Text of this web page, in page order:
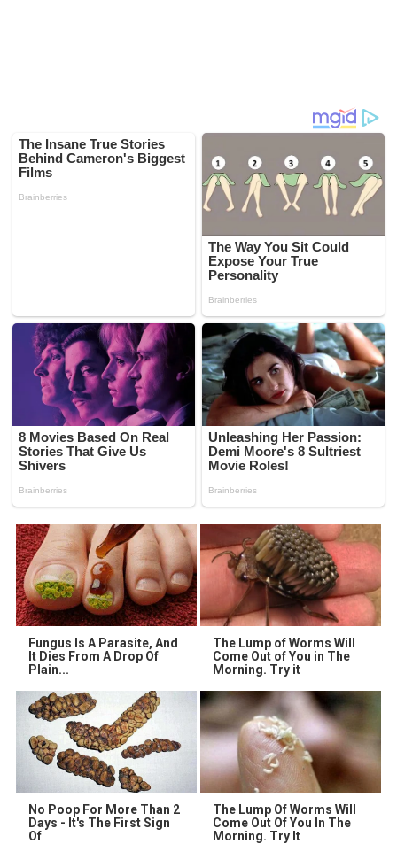
Fungus Is A Parasite, And
It Dies From A Drop Of
Plain...
The Lump of Worms Will
Come Out of You in The
Morning. Try it
No Poop For More Than 2
Days - It's The First Sign
Of
The Lump Of Worms Will
Come Out Of You In The
Morning. Try It